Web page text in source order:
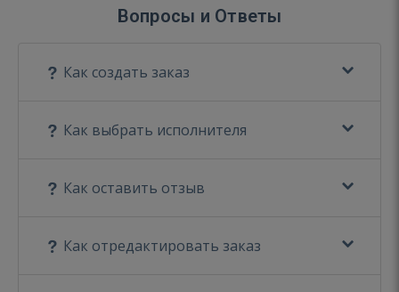
Вопросы и Ответы
Как создать заказ
Как выбрать исполнителя
Как оставить отзыв
Как отредактировать заказ